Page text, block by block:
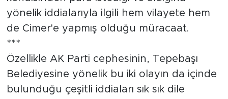
yönelik iddialarıyla ilgili hem vilayete hem
de Cimer'e yapmış olduğu müracaat.
***
Özellikle AK Parti cephesinin, Tepebaşı
Belediyesine yönelik bu iki olayın da içinde
bulunduğu çeşitli iddiaları sık sık dile